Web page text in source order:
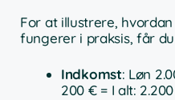
For at illustrere,
fungerer i praksis, får
Indkomst: Løn
200 € = I alt: